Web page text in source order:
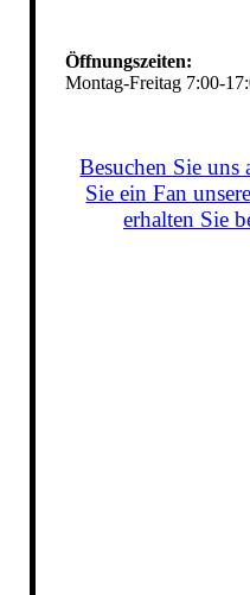
Öffnungszeiten:
Montag-Freitag 7:00-
Besuchen Sie uns
Sie ein Fan
erhalten Sie